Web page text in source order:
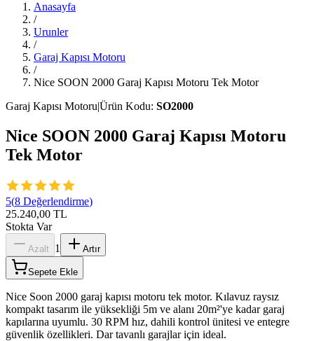
Anasayfa
/
Urunler
/
Garaj Kapısı Motoru
/
Nice SOON 2000 Garaj Kapısı Motoru Tek Motor
Garaj Kapısı Motoru|Ürün Kodu: SO2000
Nice SOON 2000 Garaj Kapısı Motoru
Tek Motor
5(8 Değerlendirme)
25.240,00 TL
Stokta Var
Azalt 1 Artır
Sepete Ekle
Nice Soon 2000 garaj kapısı motoru tek motor. Kılavuz raysız
kompakt tasarım ile yüksekliği 5m ve alanı 20m²'ye kadar garaj
kapılarına uyumlu. 30 RPM hız, dahili kontrol ünitesi ve entegre
güvenlik özellikleri. Dar tavanlı garajlar için ideal.